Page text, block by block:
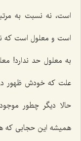
است، نه نسبت به
است و معلول است که
به معلول حد ندارد!
علت که خودش ظهور
حالا دیگر چطور
همیشه این حجابی